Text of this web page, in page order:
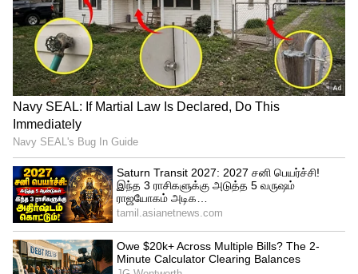
சீர்திருத்தம் இருக்க வேண்டாமா? என
கேள்வி எழுப்பிய அவர், “உலகளவில்
முடிவெடுப்பதில் தெற்குலக நாடுகளின்
பங்களிப்பை ஊக்குவிக்க வேண்டும்;
தெற்குலக நாடுகளின் குரலுக்கு
செவிசாய்க்க வேண்டும்; அவர்களின்
முன்னுரிமைகளில் கவனம் செலுத்த
வேண்டும்.” என்றார்.
முன்னாள் பிரதமர் லால் பகதூர்
சாஸ்திரியின் பேரன் பாஜகவில்
இணைந்தார்!